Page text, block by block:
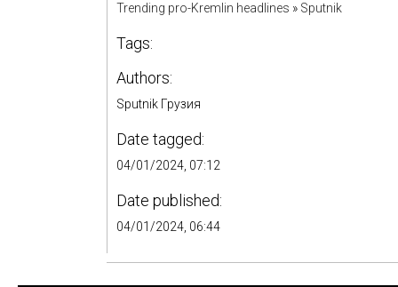
Trending pro-Kremlin headlines » Sputnik
Tags:
Authors:
Sputnik Грузия
Date tagged:
04/01/2024, 07:12
Date published:
04/01/2024, 06:44